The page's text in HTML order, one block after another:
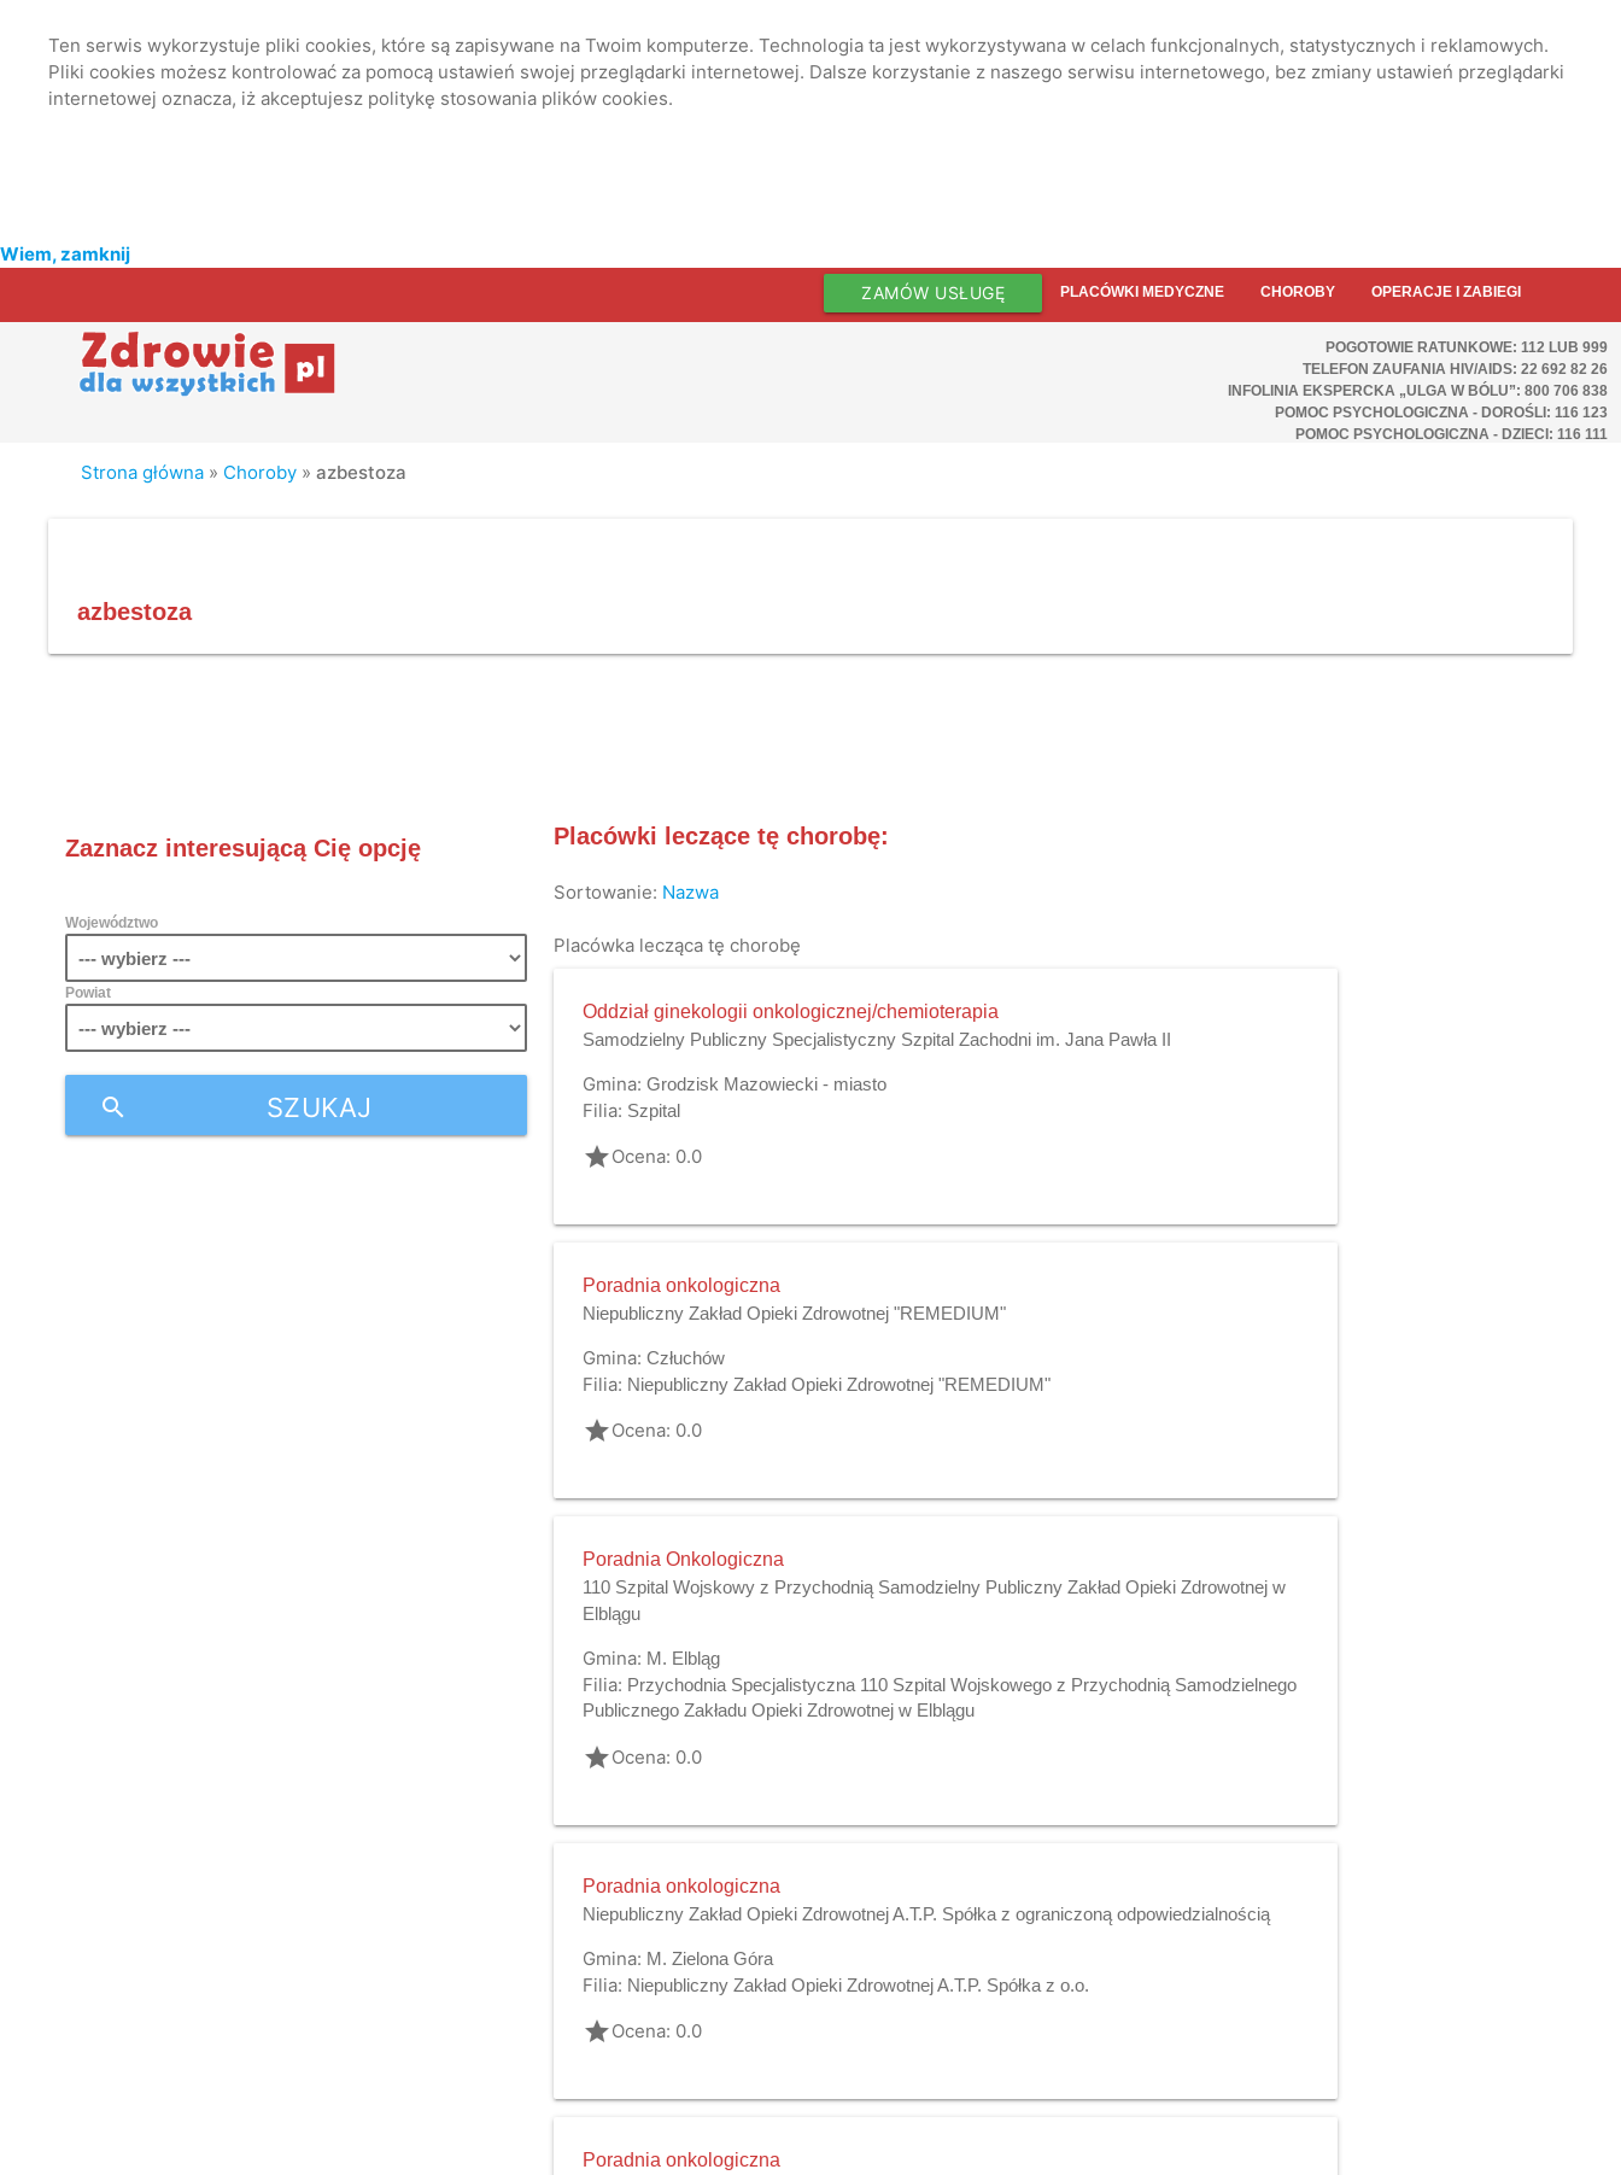
Ten serwis wykorzystuje pliki cookies, które są zapisywane na Twoim komputerze. Technologia ta jest wykorzystywana w celach funkcjonalnych, statystycznych i reklamowych.
Pliki cookies możesz kontrolować za pomocą ustawień swojej przeglądarki internetowej. Dalsze korzystanie z naszego serwisu internetowego, bez zmiany ustawień przeglądarki
internetowej oznacza, iż akceptujesz politykę stosowania plików cookies.
Wiem, zamknij
ZAMÓW USŁUGĘ PLACÓWKI MEDYCZNE CHOROBY OPERACJE I ZABIEGI
POGOTOWIE RATUNKOWE: 112 LUB 999
TELEFON ZAUFANIA HIV/AIDS: 22 692 82 26
INFOLINIA EKSPERCKA „ULGA W BÓLU”: 800 706 838
POMOC PSYCHOLOGICZNA - DOROŚLI: 116 123
POMOC PSYCHOLOGICZNA - DZIECI: 116 111
Strona główna » Choroby »azbestoza
azbestoza
Zaznacz interesującą Cię opcję
Województwo
Powiat
SZUKAJ
search
Placówki leczące tę chorobę:
Sortowanie: Nazwa
Placówka lecząca tę chorobę
Oddział ginekologii onkologicznej/chemioterapia
Samodzielny Publiczny Specjalistyczny Szpital Zachodni im. Jana Pawła II
Gmina: Grodzisk Mazowiecki - miasto
Filia: Szpital
gradeOcena: 0.0
Poradnia onkologiczna
Niepubliczny Zakład Opieki Zdrowotnej "REMEDIUM"
Gmina: Człuchów
Filia: Niepubliczny Zakład Opieki Zdrowotnej "REMEDIUM"
gradeOcena: 0.0
Poradnia Onkologiczna
110 Szpital Wojskowy z Przychodnią Samodzielny Publiczny Zakład Opieki Zdrowotnej w
Elblągu
Gmina: M. Elbląg
Filia: Przychodnia Specjalistyczna 110 Szpital Wojskowego z Przychodnią Samodzielnego
Publicznego Zakładu Opieki Zdrowotnej w Elblągu
gradeOcena: 0.0
Poradnia onkologiczna
Niepubliczny Zakład Opieki Zdrowotnej A.T.P. Spółka z ograniczoną odpowiedzialnością
Gmina: M. Zielona Góra
Filia: Niepubliczny Zakład Opieki Zdrowotnej A.T.P. Spółka z o.o.
gradeOcena: 0.0
Poradnia onkologiczna